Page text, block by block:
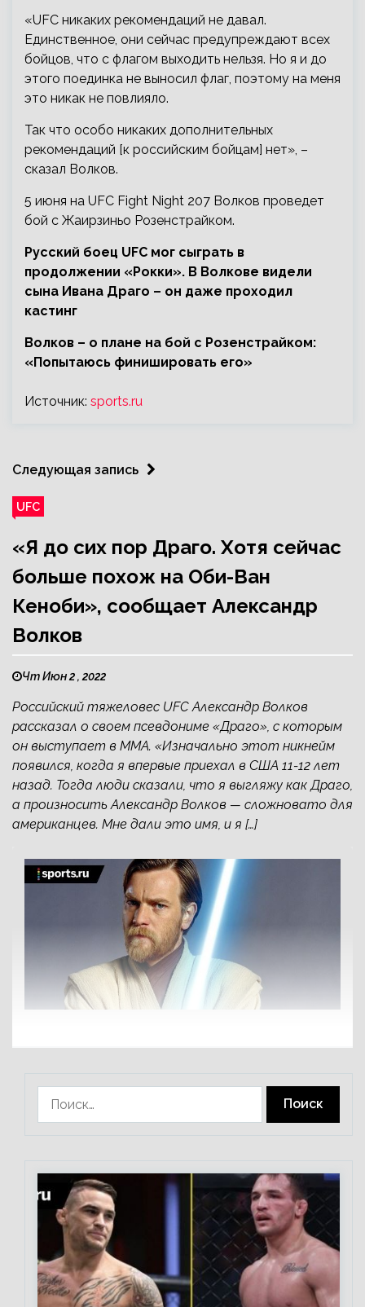
«UFC никаких рекомендаций не давал.
Единственное, они сейчас предупреждают всех
бойцов, что с флагом выходить нельзя. Но я и до
этого поединка не выносил флаг, поэтому на меня
это никак не повлияло.
Так что особо никаких дополнительных
рекомендаций [к российским бойцам] нет», –
сказал Волков.
5 июня на UFC Fight Night 207 Волков проведет
бой с Жаирзиньо Розенстрайком.
Русский боец UFC мог сыграть в
продолжении «Рокки». В Волкове видели
сына Ивана Драго – он даже проходил
кастинг
Волков – о плане на бой с Розенстрайком:
«Попытаюсь финишировать его»
Источник: sports.ru
Следующая запись
UFC
«Я до сих пор Драго. Хотя сейчас
больше похож на Оби-Ван
Кеноби», сообщает Александр
Волков
Чт Июн 2 , 2022
Российский тяжеловес UFC Александр Волков
рассказал о своем псевдониме «Драго», с которым
он выступает в ММА. «Изначально этот никнейм
появился, когда я впервые приехал в США 11-12 лет
назад. Тогда люди сказали, что я выгляжу как Драго,
а произносить Александр Волков — сложновато для
американцев. Мне дали это имя, и я […]